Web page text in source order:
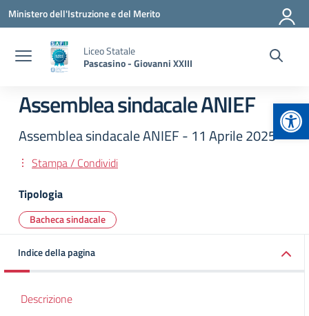
Vai ai contenuti
Vai al menu di navigazione
Vai al footer
Ministero dell'Istruzione e del Merito
Liceo Statale
Pascasino - Giovanni XXIII
Assemblea sindacale ANIEF
Assemblea sindacale ANIEF - 11 Aprile 2025
Stampa / Condividi
Tipologia
Bacheca sindacale
Indice della pagina
Descrizione